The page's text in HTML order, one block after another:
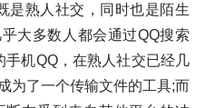
是熟人社交，同时也是陌生
大多数人都会通过QQ搜索
机QQ，在熟人社交已经几
为了一个传输文件的工具;而